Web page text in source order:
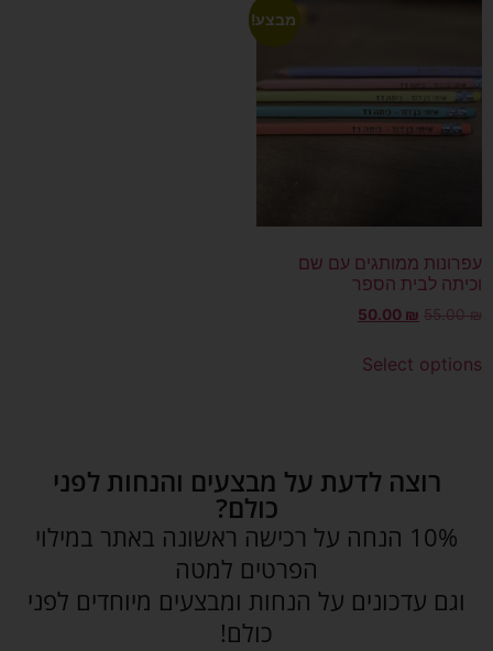
מבצע!
עפרונות ממותגים עם שם
וכיתה לבית הספר
55.00₪
50.00 ₪
Select options
רוצה לדעת על מבצעים והנחות לפני
כולם?
10% הנחה על רכישה ראשונה באתר במילוי
הפרטים למטה
וגם עדכונים על הנחות ומבצעים מיוחדים לפני
כולם!